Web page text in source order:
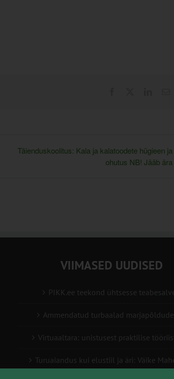
Täienduskoolitus: Kala ja kalatoodete hügieen ja
ohutus NB! Jääb ära
VIIMASED UUDISED
PIKK.ee teekond ühtsesse
Ammendatud turbaalad
Virtuaaltara: unistusest praktilise
Turuaiandus kui elustiil ja äri: Väike